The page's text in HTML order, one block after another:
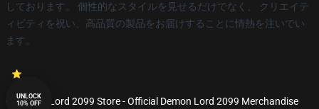
しております。 個性的なスタイルを見せるだけでなく、 クリエイテ
ィビティを祝い、高品質の製品をお届けすることに情熱を注いでい
ます。
© Demon Lord 2099 Store - Official Demon Lord 2099 Merchandise
UNLOCK
10% OFF